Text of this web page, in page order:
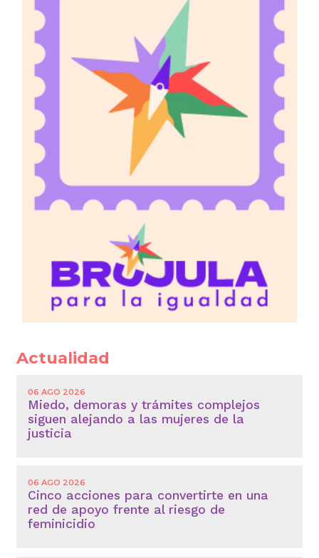
Actualidad
06 AGO 2026
Miedo, demoras y trámites complejos
siguen alejando a las mujeres de la
justicia
06 AGO 2026
Cinco acciones para convertirte en una
red de apoyo frente al riesgo de
feminicidio